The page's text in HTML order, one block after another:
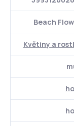
Beach
Květiny a